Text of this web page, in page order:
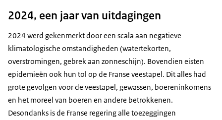
2024, een jaar van uitdagingen
2024 werd gekenmerkt door een scala aan negatieve
klimatologische omstandigheden (watertekorten,
overstromingen, gebrek aan zonneschijn). Bovendien eisten
epidemieën ook hun tol op de Franse veestapel. Dit alles had
grote gevolgen voor de veestapel, gewassen, boereninkomens
en het moreel van boeren en andere betrokkenen.
Desondanks is de Franse regering alle toezeggingen